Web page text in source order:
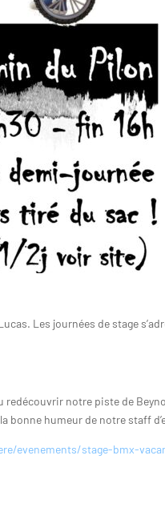
Les journées de stage
redécouvrir notre piste de
bonne humeur de notre staff
evenements/stage-bmx-